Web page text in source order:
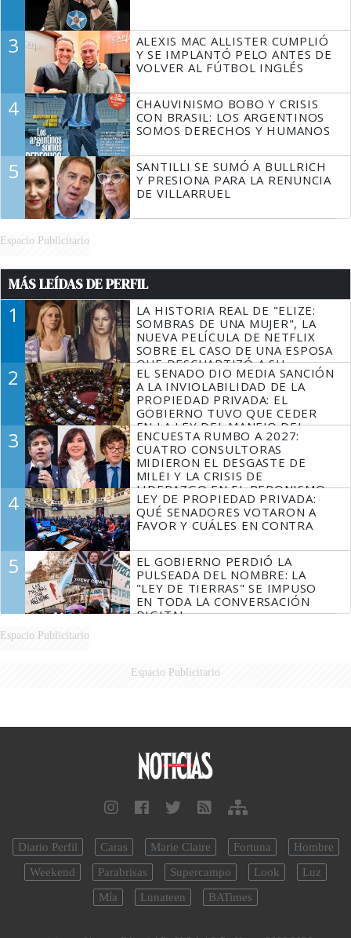
3
ALEXIS MAC ALLISTER CUMPLIÓ
Y SE IMPLANTÓ PELO ANTES DE
VOLVER AL FÚTBOL INGLÉS
4
CHAUVINISMO BOBO Y CRISIS
CON BRASIL: LOS ARGENTINOS
SOMOS DERECHOS Y HUMANOS
5
SANTILLI SE SUMÓ A BULLRICH
Y PRESIONA PARA LA RENUNCIA
DE VILLARRUEL
Espacio Publicitario
MÁS LEÍDAS DE PERFIL
1
LA HISTORIA REAL DE "ELIZE:
SOMBRAS DE UNA MUJER", LA
NUEVA PELÍCULA DE NETFLIX
SOBRE EL CASO DE UNA ESPOSA
QUE DESCUARTIZÓ A SU
MARIDO
2
EL SENADO DIO MEDIA SANCIÓN
A LA INVIOLABILIDAD DE LA
PROPIEDAD PRIVADA: EL
GOBIERNO TUVO QUE CEDER
EN LA LEY DEL MANEJO DEL
FUEGO
3
ENCUESTA RUMBO A 2027:
CUATRO CONSULTORAS
MIDIERON EL DESGASTE DE
MILEI Y LA CRISIS DE
LIDERAZGO EN EL PERONISMO
4
LEY DE PROPIEDAD PRIVADA:
QUÉ SENADORES VOTARON A
FAVOR Y CUÁLES EN CONTRA
5
EL GOBIERNO PERDIÓ LA
PULSEADA DEL NOMBRE: LA
"LEY DE TIERRAS" SE IMPUSO
EN TODA LA CONVERSACIÓN
DIGITAL
Espacio Publicitario
Espacio Publicitario
Diario Perfil Caras Marie Claire Fortuna
Hombre
Weekend
Parabrisas Supercampo Look
Luz
Mía
Lunateen BATimes